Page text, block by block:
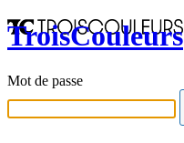
TroisCouleurs
Mot de passe